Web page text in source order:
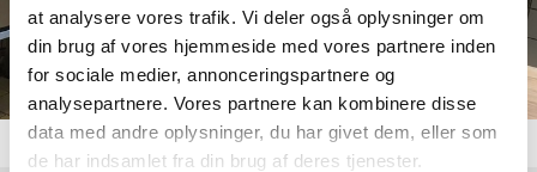
at analysere vores trafik. Vi deler også oplysninger om
din brug af vores hjemmeside med vores partnere inden
for sociale medier, annonceringspartnere og
analysepartnere. Vores partnere kan kombinere disse
data med andre oplysninger, du har givet dem, eller som
de har indsamlet fra din brug af deres tjenester.